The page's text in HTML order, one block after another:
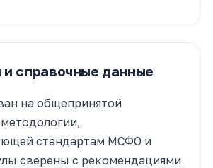
и справочные данные
на общепринятой
стандартам МСФО и
сверены с рекомендациями